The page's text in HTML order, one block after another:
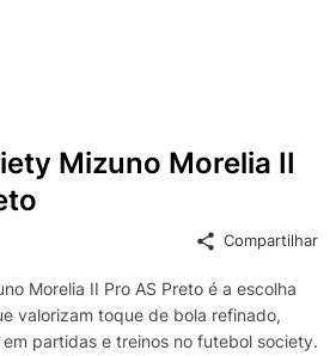
Mizuno Morelia II
Compartilhar
Morelia II Pro AS Preto é a escolha
valorizam toque de bola refinado,
partidas e treinos no futebol society.